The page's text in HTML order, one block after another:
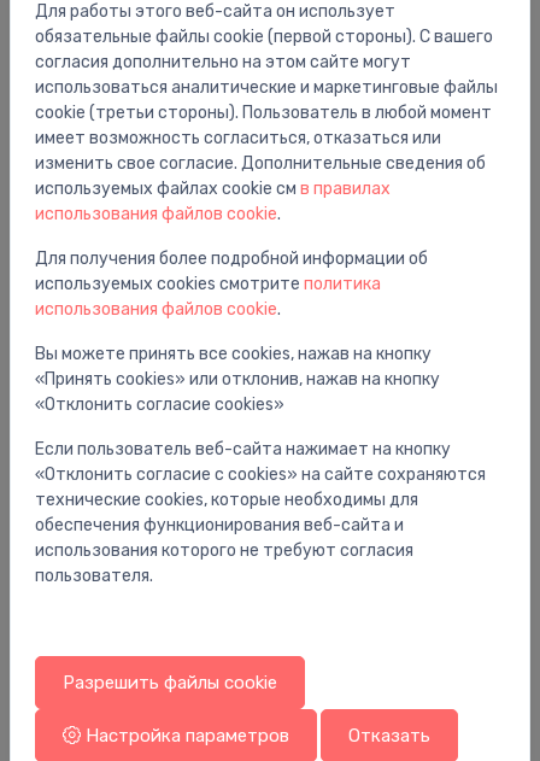
Описание товара
izplūdes mehānisms Lyra, Mio, Deep
Вам также может понравиться
Delta, UP300
34.00 €
Для работы этого веб-сайта он использует
обязательные файлы cookie (первой стороны). С вашего
согласия дополнительно на этом сайте могут
использоваться аналитические и маркетинговые файлы
cookie (третьи стороны). Пользователь в любой момент
имеет возможность согласиться, отказаться или
изменить свое согласие. Дополнительные сведения об
используемых файлах cookie см в правилах
использования файлов cookie.
Для получения более подробной информации об
используемых cookies смотрите политика
использования файлов cookie.
Вы можете принять все cookies, нажав на кнопку
«Принять cookies» или отклонив, нажав на кнопку
«Отклонить согласие cookies»
Если пользователь веб-сайта нажимает на кнопку
«Отклонить согласие с cookies» на сайте сохраняются
технические cookies, которые необходимы для
обеспечения функционирования веб-сайта и
использования которого не требуют согласия
пользователя.
Разрешить файлы cookie
Настройка параметров Отказать